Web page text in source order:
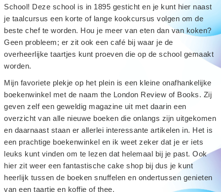
School! Deze school is in 1895 gesticht en je kunt hier naast
je taalcursus een korte of lange kookcursus volgen om de
beste chef te worden. Hou je meer van eten dan van koken?
Geen probleem; er zit ook een café bij waar je de
overheerlijke taartjes kunt proeven die op de school gemaakt
worden.
Mijn favoriete plekje op het plein is een kleine onafhankelijke
boekenwinkel met de naam the London Review of Books. Zij
geven zelf een geweldig magazine uit met daarin een
overzicht van alle nieuwe boeken die onlangs zijn uitgekomen
en daarnaast staan er allerlei interessante artikelen in. Het is
een prachtige boekenwinkel en ik weet zeker dat je er iets
leuks kunt vinden om te lezen dat helemaal bij je past. Ook
hier zit weer een fantastische cake shop bij dus je kunt
heerlijk tussen de boeken snuffelen en ondertussen genieten
van een taartje en koffie of thee.